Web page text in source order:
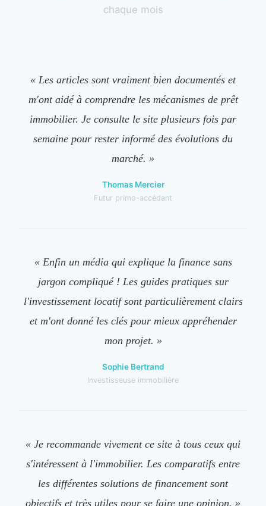
chaque mois
« Les articles sont vraiment bien documentés et
m'ont aidé à comprendre les mécanismes de prêt
immobilier. Je consulte le site plusieurs fois par
semaine pour rester informé des évolutions du
marché. »
Thomas Mercier
Futur primo-accédant
« Enfin un média qui explique la finance sans
jargon compliqué ! Les guides pratiques sur
l'investissement locatif sont particulièrement clairs
et m'ont donné les clés pour mieux appréhender
mon projet. »
Sophie Bertrand
Investisseuse immobilière
« Je recommande vivement ce site à tous ceux qui
s'intéressent à l'immobilier. Les comparatifs entre
les différentes solutions de financement sont
objectifs et très utiles pour se faire une opinion. »